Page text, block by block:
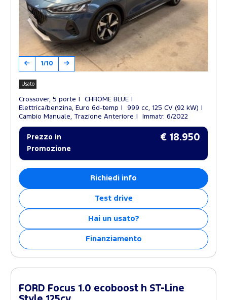
1/10
Usato
Crossover, 5 porte
CHROME BLUE
Elettrica/benzina, Euro 6d-temp
999 cc, 125 CV (92 kW)
Cambio Manuale, Trazione Anteriore
Immatr. 6/2022
Prezzo in
Promozione
€ 18.950
Richiedi info
Test drive
Hai un usato?
Finanziamento
FORD Focus 1.0 ecoboost h ST-Line